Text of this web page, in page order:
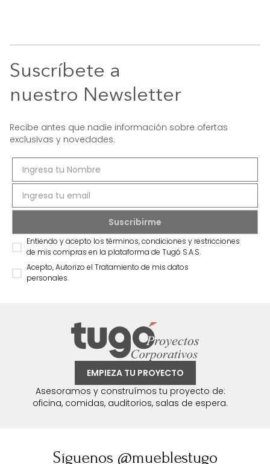
Suscríbete a
nuestro Newsletter
Recibe antes que nadie información sobre ofertas
exclusivas y novedades.
Entiendo y acepto los términos, condiciones y restricciones
de mis compras en la plataforma de Tugó S.A.S.
Acepto, Autorizo el Tratamiento de mis datos
personales.
EMPIEZA TU PROYECTO
Asesoramos y construímos tu proyecto de:
oficina, comidas, auditorios, salas de espera.
Síguenos @mueblestugo